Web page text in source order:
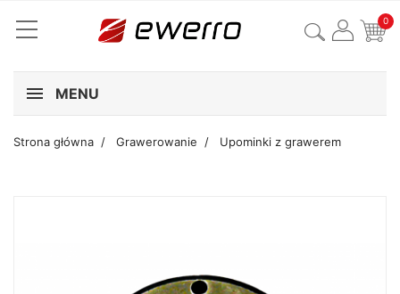
0
MENU
Strona główna Grawerowanie Upominki z grawerem